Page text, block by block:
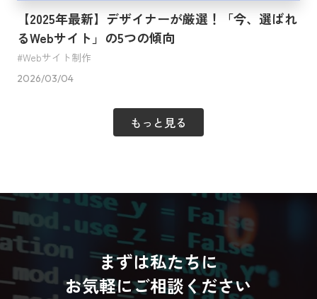
【2025年最新】デザイナーが厳選！「今、選ばれ
るWebサイト」の5つの傾向
Webサイト制作
2026/03/04
もっと見る
まずは私たちに
お気軽にご相談ください